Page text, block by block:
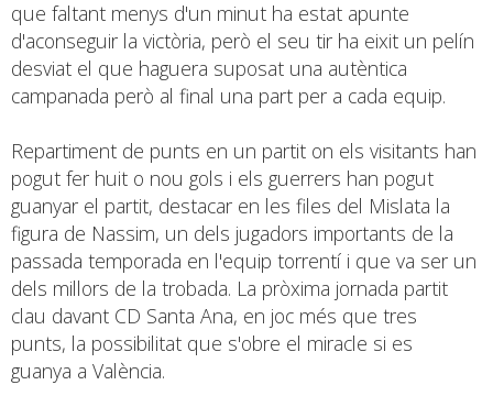
que faltant menys d'un minut ha estat apunte
d'aconseguir la victòria, però el seu tir ha eixit un pelín
desviat el que haguera suposat una autèntica
campanada però al final una part per a cada equip.
Repartiment de punts en un partit on els visitants han
pogut fer huit o nou gols i els guerrers han pogut
guanyar el partit, destacar en les files del Mislata la
figura de Nassim, un dels jugadors importants de la
passada temporada en l'equip torrentí i que va ser un
dels millors de la trobada. La pròxima jornada partit
clau davant CD Santa Ana, en joc més que tres
punts, la possibilitat que s'obre el miracle si es
guanya a València.